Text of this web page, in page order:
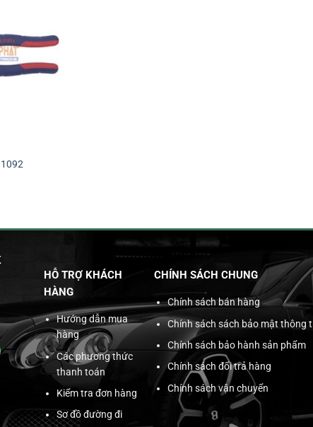
HỖ TRỢ KHÁCH
HÀNG
Hướng dẫn mua
hàng
Các phương thức
thanh toán
Kiểm tra đơn hàng
Sơ đồ đường đi
CHÍNH SÁCH CHUNG
Chính sách bán hàng
Chính sách sách bảo mật thông
Chính sách bảo hành sản phẩm
Chính sách đổi trả hàng
Chính sách vận chuyển